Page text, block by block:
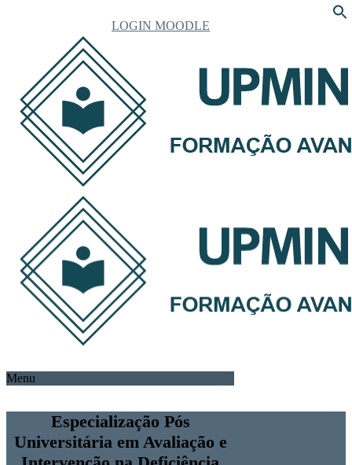
LOGIN MOODLE
Menu
Especialização Pós
Universitária em Avaliação e